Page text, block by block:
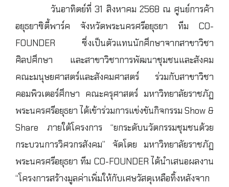
วันอาทิตย์ที่ 31 สิงหาคม 2568 ณ ศูนย์การค้า
อยุธยาซิตี้พาร์ค จังหวัดพระนครศรีอยุธยา ทีม CO-
FOUNDER ซึ่งเป็นตัวแทนนักศึกษาจากสาขาวิชา
ศิลปศึกษา และสาขาวิชาการพัฒนาชุมชนและสังคม
คณะมนุษยศาสตร์และสังคมศาสตร์ ร่วมกับสาขาวิชา
คอมพิวเตอร์ศึกษา คณะครุศาสตร์ มหาวิทยาลัยราชภัฏ
พระนครศรีอยุธยา ได้เข้าร่วมการแข่งขันกิจกรรม Show &
Share ภายใต้โครงการ “ยกระดับนวัตกรรมชุมชนด้วย
กระบวนการวิศวกรสังคม” จัดโดย มหาวิทยาลัยราชภัฏ
พระนครศรีอยุธยา ทีม CO-FOUNDER ได้นำเสนอผลงาน
“โครงการสร้างมูลค่าเพิ่มให้กับเศษวัสดุเหลือทิ้งหลังจาก